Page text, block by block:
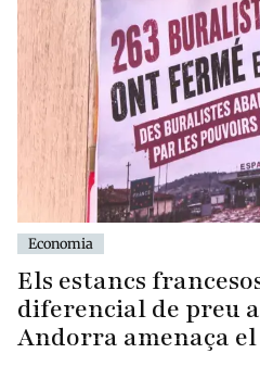
Economia
Els estancs
diferencial de preu
Andorra amenaça